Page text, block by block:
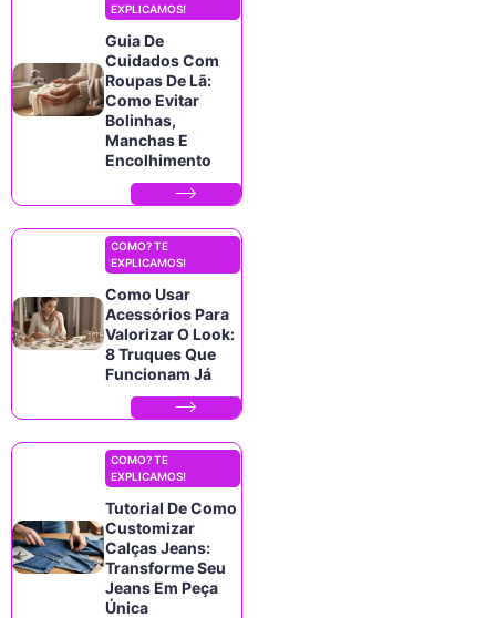
EXPLICAMOS!
Guia De
Cuidados Com
Roupas De Lã:
Como Evitar
Bolinhas,
Manchas E
Encolhimento
COMO? TE
EXPLICAMOS!
Como Usar
Acessórios Para
Valorizar O Look:
8 Truques Que
Funcionam Já
COMO? TE
EXPLICAMOS!
Tutorial De Como
Customizar
Calças Jeans:
Transforme Seu
Jeans Em Peça
Única